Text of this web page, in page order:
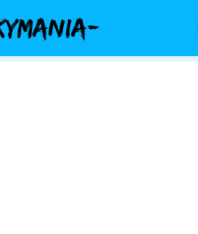
/Estándar (retail)